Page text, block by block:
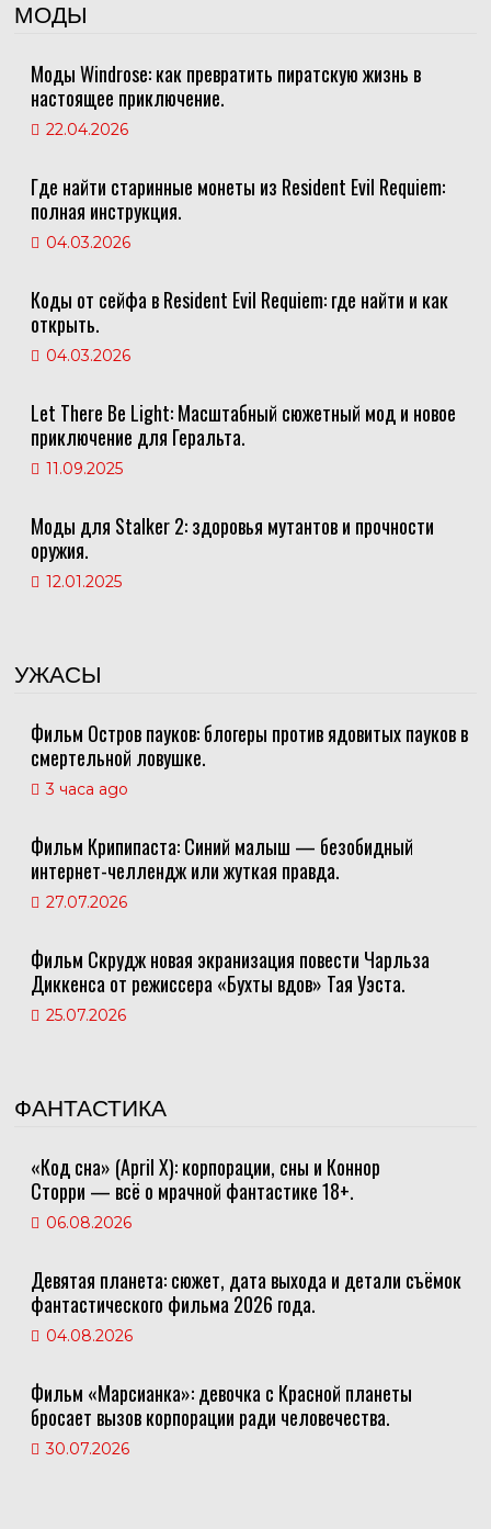
МОДЫ
Моды Windrose: как превратить пиратскую жизнь в
настоящее приключение.
22.04.2026
Где найти старинные монеты из Resident Evil Requiem:
полная инструкция.
04.03.2026
Коды от сейфа в Resident Evil Requiem: где найти и как
открыть.
04.03.2026
Let There Be Light: Масштабный сюжетный мод и новое
приключение для Геральта.
11.09.2025
Моды для Stalker 2: здоровья мутантов и прочности
оружия.
12.01.2025
УЖАСЫ
Фильм Остров пауков: блогеры против ядовитых пауков в
смертельной ловушке.
3 часа ago
Фильм Крипипаста: Синий малыш — безобидный
интернет-челлендж или жуткая правда.
27.07.2026
Фильм Скрудж новая экранизация повести Чарльза
Диккенса от режиссера «Бухты вдов» Тая Уэста.
25.07.2026
ФАНТАСТИКА
«Код сна» (April X): корпорации, сны и Коннор
Сторри — всё о мрачной фантастике 18+.
06.08.2026
Девятая планета: сюжет, дата выхода и детали съёмок
фантастического фильма 2026 года.
04.08.2026
Фильм «Марсианка»: девочка с Красной планеты
бросает вызов корпорации ради человечества.
30.07.2026